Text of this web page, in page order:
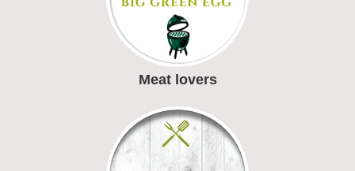
Meat lovers